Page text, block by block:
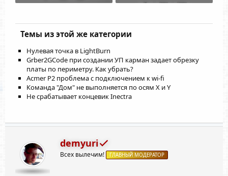
Темы из этой же категории
Нулевая точка в LightBurn
Grber2GCode при создании УП карман задает обрезку
платы по периметру. Как убрать?
Acmer P2 проблема с подключением к wi-fi
Команда "Дом" не выполняется по осям Х и Y
Не срабатывает концевик Inectra
demyuri
Всех вылечим! ГЛАВНЫЙ МОДЕРАТОР